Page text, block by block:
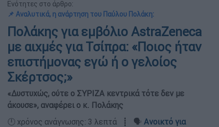
Ενότητες στο άρθρο:
📌 Αναλυτικά, η ανάρτηση του Παύλου Πολάκη:
Πολάκης για εμβόλιο AstraZeneca
με αιχμές για Τσίπρα: «Ποιος ήταν
επιστήμονας εγώ ή ο γελοίος
Σκέρτσος;»
«Δυστυχώς, ούτε ο ΣΥΡΙΖΑ κεντρικά τότε δεν με
άκουσε», αναφέρει ο κ. Πολάκης
🕛 χρόνος ανάγνωσης: 3 λεπτά ┋ 🗣️ Ανοικτό για